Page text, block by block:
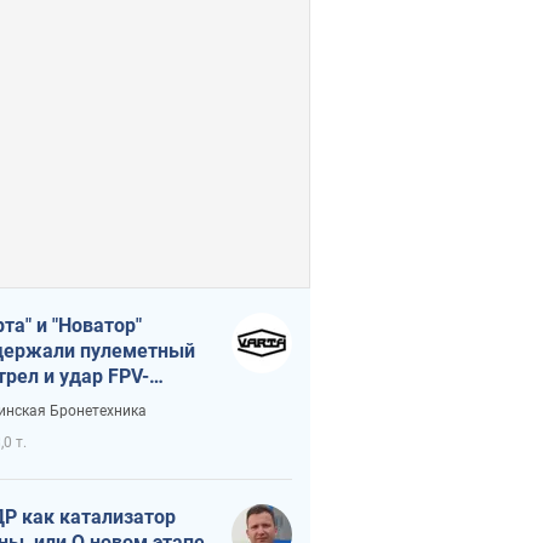
и "Новатор"
пулеметный
и удар FPV-
сохранив жизнь
Бронетехника
т.
как катализатор